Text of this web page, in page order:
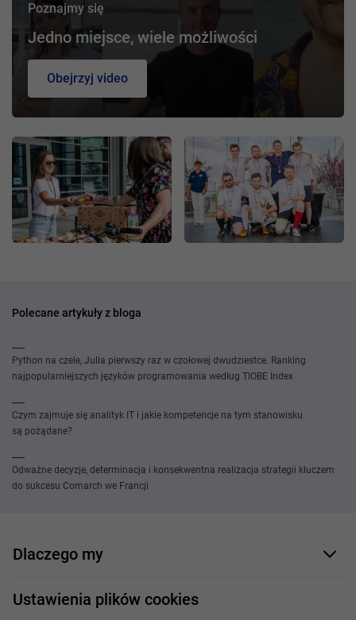
Poznajmy się
Jedno miejsce, wiele możliwości
Obejrzyj video
Polecane artykuły z bloga
Python na czele, Julia pierwszy raz w czołowej dwudziestce. Ranking
najpopularniejszych języków programowania według TIOBE Index
Czym zajmuje się analityk IT i jakie kompetencje na tym stanowisku
są pożądane?
Odważne decyzje, determinacja i konsekwentna realizacja strategii kluczem
do sukcesu Comarch we Francji
Dlaczego my
Nasi pracownicy
Ustawienia plików cookies